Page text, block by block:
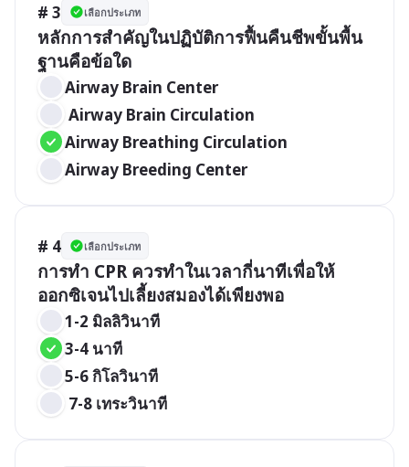
# 3 เลือกประเภท
หลักการสำคัญในปฏิบัติการฟื้นคืนชีพขั้นพื้น
ฐานคือข้อใด
Airway Brain Center
Airway Brain Circulation
Airway Breathing Circulation
Airway Breeding Center
# 4 เลือกประเภท
การทำ CPR ควรทำในเวลากี่นาทีเพื่อให้
ออกซิเจนไปเลี้ยงสมองได้เพียงพอ
1-2 มิลลิวินาที
3-4 นาที
5-6 กิโลวินาที
7-8 เทระวินาที